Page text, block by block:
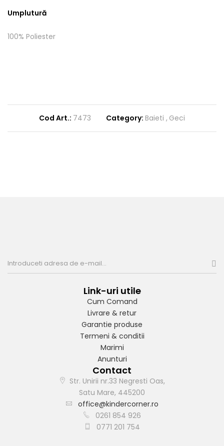
Umplutură
100% Poliester
Cod Art.: 7473 Category: Baieti Geci
Link-uri utile
Cum Comand
Livrare & retur
Garantie produse
Termeni & conditii
Marimi
Anunturi
Contact
Str. Unirii nr.33 Negresti Oas,
Satu Mare, 445200
office@kindercorner.ro
0261 854 926
0771 201 754